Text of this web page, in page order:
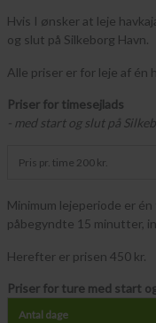
Hvis I ønsker at leje
og slut på Silkeborg Havn.
Alle priser er for leje af én
Priser for timesejlads
- med start og slut på
Pris pr. time 200 kr.
Minimum lejeperiode er
påbegyndte 15 minutter,
Herefter er prisen 450 kr.
Priser for ture med start
Antal dage